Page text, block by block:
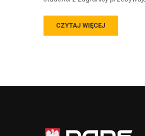
CZYTAJ WIĘCEJ